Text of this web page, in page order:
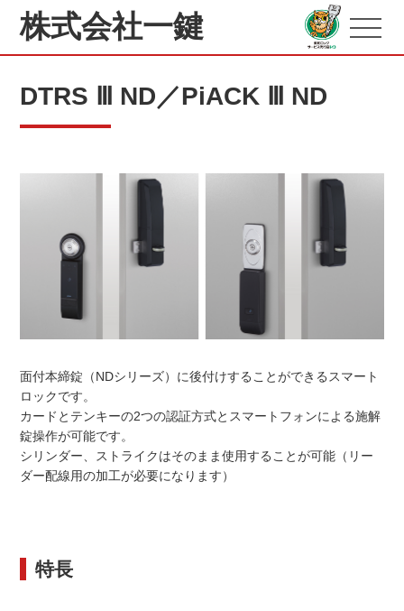
株式会社一鍵
DTRS Ⅲ ND／PiACK Ⅲ ND
面付本締錠（NDシリーズ）に後付けすることができるスマート
ロックです。
カードとテンキーの2つの認証方式とスマートフォンによる施解
錠操作が可能です。
シリンダー、ストライクはそのまま使用することが可能（リー
ダー配線用の加工が必要になります）
特長